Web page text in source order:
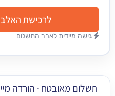
לרכישת האלבום המלא
מיידית לאחר התשלום
מאובטח · הורדה מיידית ·